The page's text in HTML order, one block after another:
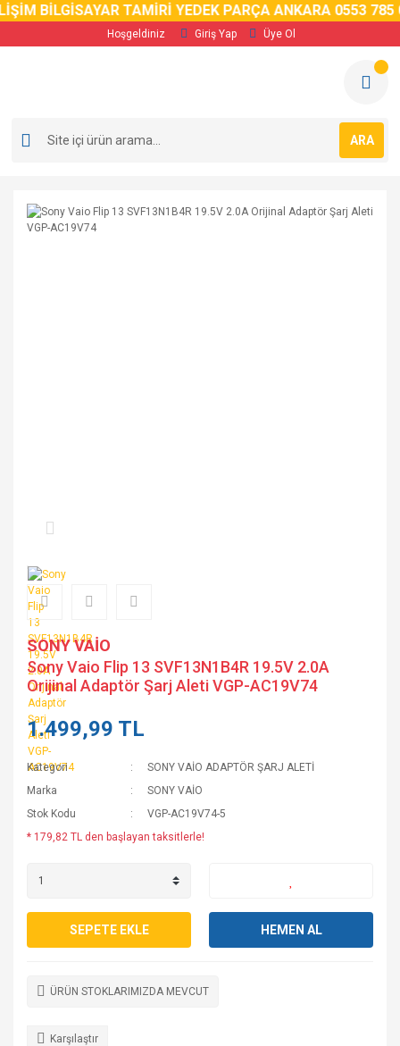
BİLGİSAYAR TAMİRİ YEDEK PARÇA ANKARA 0553 785 02
Hoşgeldiniz Giriş Yap Üye Ol
ARA
SONY VAİO
Sony Vaio Flip 13 SVF13N1B4R 19.5V 2.0A
Orijinal Adaptör Şarj Aleti VGP-AC19V74
1.499,99 TL
Kategori
SONY VAİO ADAPTÖR ŞARJ ALETİ
Marka
SONY VAİO
Stok Kodu
VGP-AC19V74-5
* 179,82 TL den başlayan taksitlerle!
SEPETE EKLE HEMEN AL
ÜRÜN STOKLARIMIZDA MEVCUT
Karşılaştır